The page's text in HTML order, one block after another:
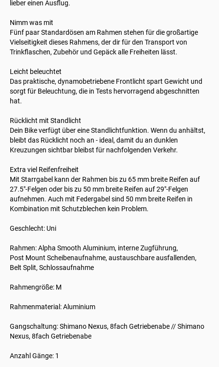
lieber einen Ausflug.
Nimm was mit
Fünf paar Standardösen am Rahmen stehen für die großartige
Vielseitigkeit dieses Rahmens, der dir für den Transport von
Trinkflaschen, Zubehör und Gepäck alle Freiheiten lässt.
Leicht beleuchtet
Das praktische, dynamobetriebene Frontlicht spart Gewicht und
sorgt für Beleuchtung, die in Tests hervorragend abgeschnitten
hat.
Rücklicht mit Standlicht
Dein Bike verfügt über eine Standlichtfunktion. Wenn du anhältst,
bleibt das Rücklicht noch an - ideal, damit du an dunklen
Kreuzungen sichtbar bleibst für nachfolgenden Verkehr.
Extra viel Reifenfreiheit
Mit Starrgabel kann der Rahmen bis zu 65 mm breite Reifen auf
27.5"-Felgen oder bis zu 50 mm breite Reifen auf 29"-Felgen
aufnehmen. Auch mit Federgabel sind 50 mm breite Reifen in
Kombination mit Schutzblechen kein Problem.
Geschlecht: Uni
Rahmen: Alpha Smooth Aluminium, interne Zugführung,
Post Mount Scheibenaufnahme, austauschbare ausfallenden,
Belt Split, Schlossaufnahme
Rahmengröße: M
Rahmenmaterial: Aluminium
Gangschaltung: Shimano Nexus, 8fach Getriebenabe // Shimano
Nexus, 8fach Getriebenabe
Anzahl Gänge: 1